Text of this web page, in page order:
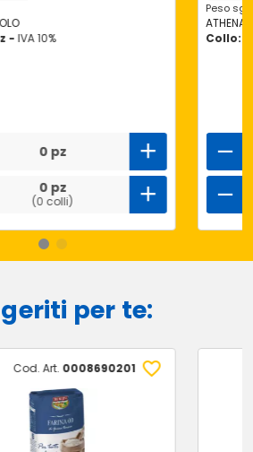
- IVA 10%
0 pz
0 pz
(0 colli)
Peso
ATHENA
Collo:
per te:
Cod. Art. 0008690201